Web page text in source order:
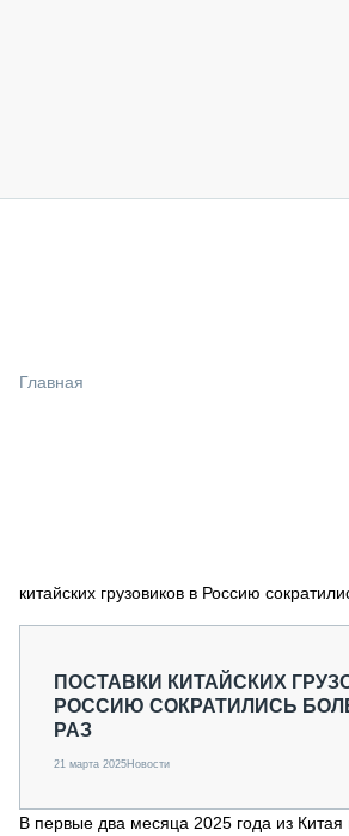
СПЕЦПРОЕКТЫ
О ПРОЕКТЕ
Главная
китайских грузовиков в Россию
ПОСТАВКИ КИТАЙСКИХ
РОССИЮ СОКРАТИЛИСЬ
РАЗ
21 марта 2025Новости
В первые два месяца 2025 года из Китая